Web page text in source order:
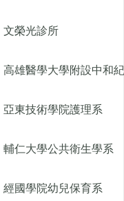
文榮光診所
高雄醫學大學附設中和
亞東技術學院護理系
輔仁大學公共衛生學系
經國學院幼兒保育系